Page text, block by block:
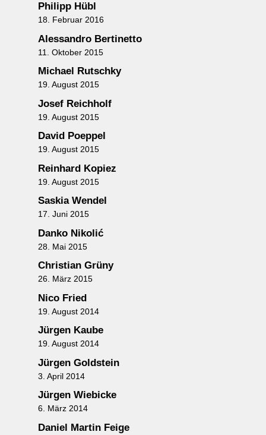
Philipp Hübl
18. Februar 2016
Alessandro Bertinetto
11. Oktober 2015
Michael Rutschky
19. August 2015
Josef Reichholf
19. August 2015
David Poeppel
19. August 2015
Reinhard Kopiez
19. August 2015
Saskia Wendel
17. Juni 2015
Danko Nikolić
28. Mai 2015
Christian Grüny
26. März 2015
Nico Fried
19. August 2014
Jürgen Kaube
19. August 2014
Jürgen Goldstein
3. April 2014
Jürgen Wiebicke
6. März 2014
Daniel Martin Feige